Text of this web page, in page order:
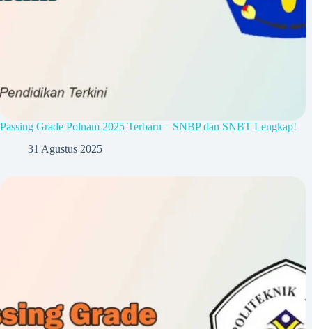
Passing Grade Polnam 2025 Terbaru – SNBP dan SNBT Lengkap!
31 Agustus 2025